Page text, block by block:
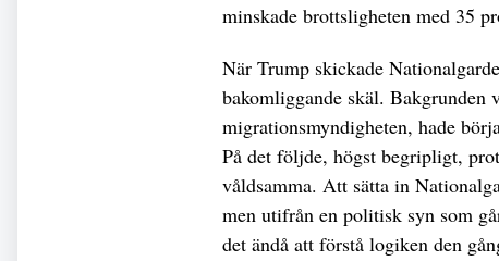
minskade brottsligheten med 35
När Trump skickade
bakomliggande skäl. Bakgrunden
migrationsmyndigheten, hade
På det följde, högst begripligt,
våldsamma. Att sätta in
men utifrån en politisk syn som
det ändå att förstå logiken den